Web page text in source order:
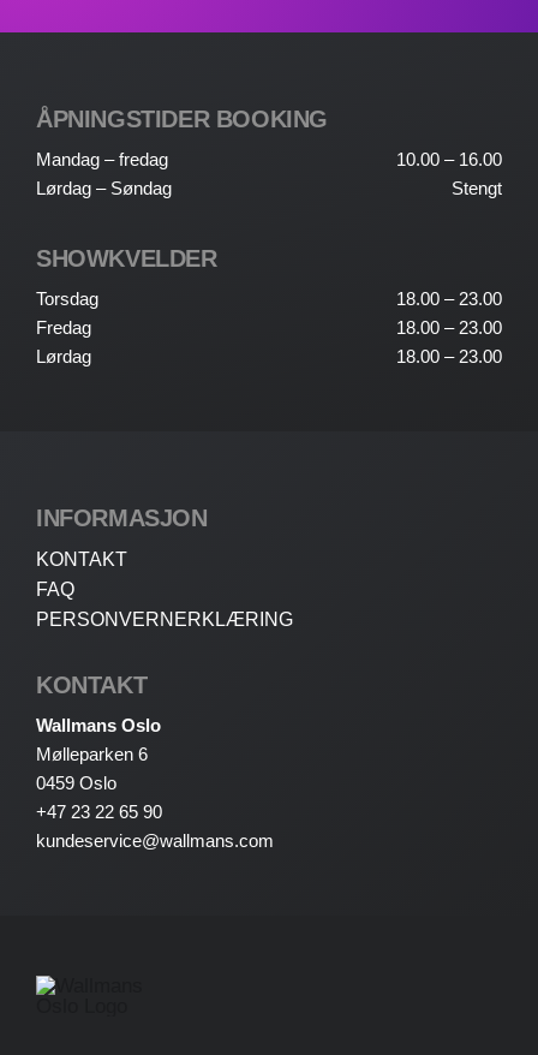
ÅPNINGSTIDER BOOKING
Mandag – fredag
10.00 – 16.00
Lørdag – Søndag
Stengt
SHOWKVELDER
Torsdag
18.00 – 23.00
Fredag
18.00 – 23.00
Lørdag
18.00 – 23.00
INFORMASJON
KONTAKT
FAQ
PERSONVERNERKLÆRING
KONTAKT
Wallmans Oslo
Mølleparken 6
0459 Oslo
+47 23 22 65 90
kundeservice@wallmans.com